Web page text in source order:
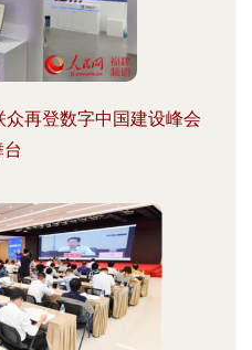
再登数字中国建设峰会